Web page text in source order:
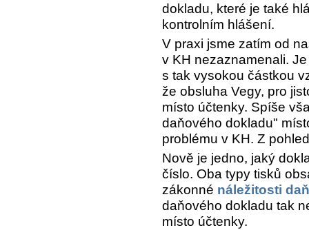
dokladu, které je také
kontrolním hlášení.
V praxi jsme zatím od
v KH nezaznamenali.
s tak vysokou částkou
že obsluha Vegy, pro
místo účtenky. Spíše
daňového dokladu"
problému v KH. Z
Nově je jedno, jaký
číslo. Oba typy tisků
zákonné náležitosti
daňového dokladu tak
místo účtenky.